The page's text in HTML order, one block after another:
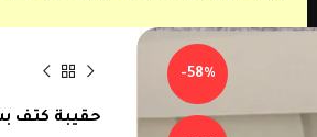
-58%
حقيبة كتف